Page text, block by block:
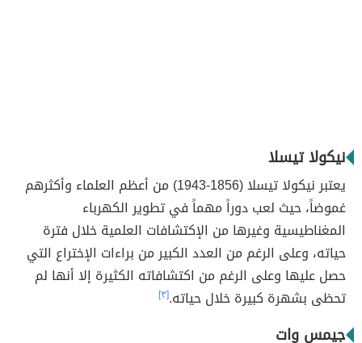
نيكولا تيسلا
يعتبر نيكولا تيسلا (1856-1943) من أعظم العلماء وأكثرهم
غموضاً، حيث لعب دوراً مهماً في تطوير الكهرباء
المغناطيسية وغيرها من الإكتشافات العلمية خلال فترة
حياته، وعلى الرغم من العدد الكبير من براءات الإختراع التي
حصل عليها وعلى الرغم من اكتشافاته الكثيرة إلا أنها لم
تحظى بشهرة كبيرة خلال حياته.[٣]
جيمس وات